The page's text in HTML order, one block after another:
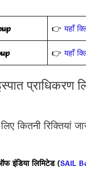
👉यहाँ
👉यहाँ
प्राधिकरण
कितनी रिक्तियां
इंडिया लिमिटेड (SAIL